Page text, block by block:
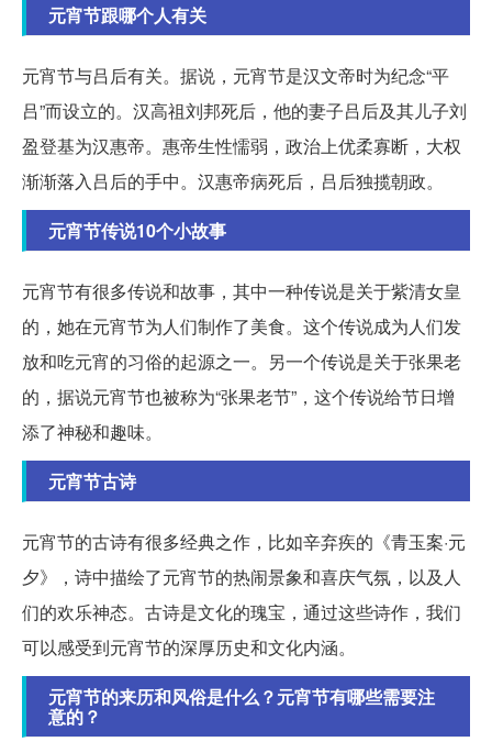
元宵节跟哪个人有关
元宵节与吕后有关。据说，元宵节是汉文帝时为纪念“平
吕”而设立的。汉高祖刘邦死后，他的妻子吕后及其儿子刘
盈登基为汉惠帝。惠帝生性懦弱，政治上优柔寡断，大权
渐渐落入吕后的手中。汉惠帝病死后，吕后独揽朝政。
元宵节传说10个小故事
元宵节有很多传说和故事，其中一种传说是关于紫清女皇
的，她在元宵节为人们制作了美食。这个传说成为人们发
放和吃元宵的习俗的起源之一。另一个传说是关于张果老
的，据说元宵节也被称为“张果老节”，这个传说给节日增
添了神秘和趣味。
元宵节古诗
元宵节的古诗有很多经典之作，比如辛弃疾的《青玉案·元
夕》，诗中描绘了元宵节的热闹景象和喜庆气氛，以及人
们的欢乐神态。古诗是文化的瑰宝，通过这些诗作，我们
可以感受到元宵节的深厚历史和文化内涵。
元宵节的来历和风俗是什么？元宵节有哪些需要注
意的？